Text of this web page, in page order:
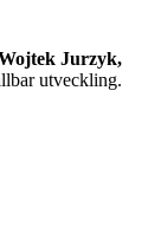
Jurzyk,
utveckling.